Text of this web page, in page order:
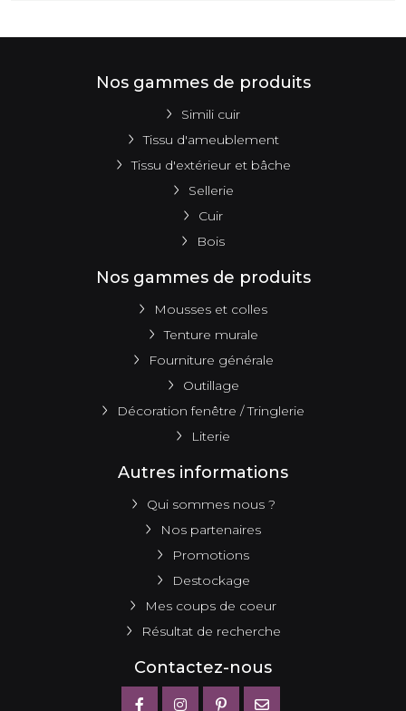
Nos gammes de produits
Simili cuir
Tissu d'ameublement
Tissu d'extérieur et bâche
Sellerie
Cuir
Bois
Nos gammes de produits
Mousses et colles
Tenture murale
Fourniture générale
Outillage
Décoration fenêtre / Tringlerie
Literie
Autres informations
Qui sommes nous ?
Nos partenaires
Promotions
Destockage
Mes coups de coeur
Résultat de recherche
Contactez-nous